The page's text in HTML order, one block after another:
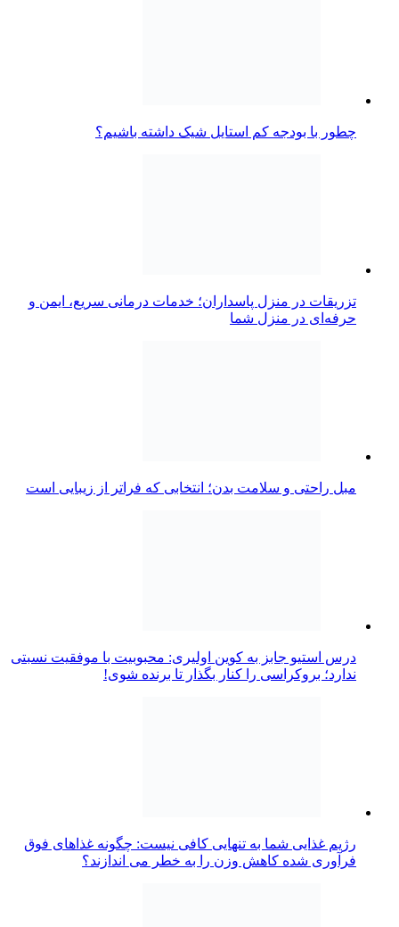
چطور با بودجه کم استایل شیک داشته باشیم؟
تزریقات در منزل پاسداران؛ خدمات درمانی سریع، ایمن و
حرفه‌ای در منزل شما
مبل راحتی و سلامت بدن؛ انتخابی که فراتر از زیبایی است
درس استیو جابز به کوین اولیری: محبوبیت با موفقیت نسبتی
ندارد؛ بروکراسی را کنار بگذار تا برنده شوی!
رژیم غذایی شما به تنهایی کافی نیست: چگونه غذاهای فوق
فرآوری شده کاهش وزن را به خطر می اندازند؟